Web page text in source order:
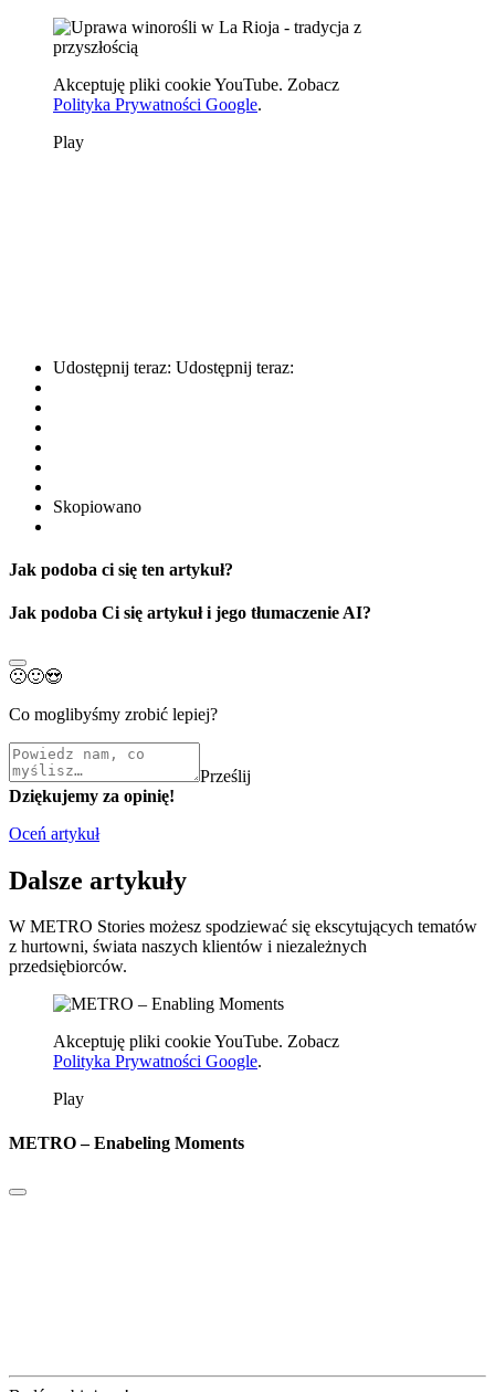
Akceptuję pliki cookie YouTube. Zobacz
Polityka Prywatności Google.
Play
Udostępnij teraz: Udostępnij teraz:
Skopiowano
Jak podoba ci się ten artykuł?
Jak podoba Ci się artykuł i jego tłumaczenie AI?
🙁🙂😍
Co moglibyśmy zrobić lepiej?
Prześlij
Dziękujemy za opinię!
Oceń artykuł
Dalsze artykuły
W METRO Stories możesz spodziewać się ekscytujących tematów
z hurtowni, świata naszych klientów i niezależnych
przedsiębiorców.
Akceptuję pliki cookie YouTube. Zobacz
Polityka Prywatności Google.
Play
METRO – Enabeling Moments